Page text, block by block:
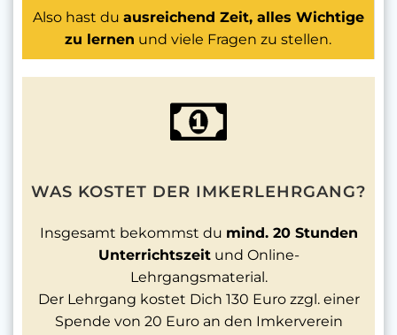
Also hast du ausreichend Zeit, alles Wichtige
zu lernen und viele Fragen zu stellen.
WAS KOSTET DER IMKERLEHRGANG?
Insgesamt bekommst du mind. 20 Stunden
Unterrichtszeitund Online-
Lehrgangsmaterial.
Der Lehrgang kostet Dich 130 Euro zzgl. einer
Spende von 20 Euro an den Imkerverein